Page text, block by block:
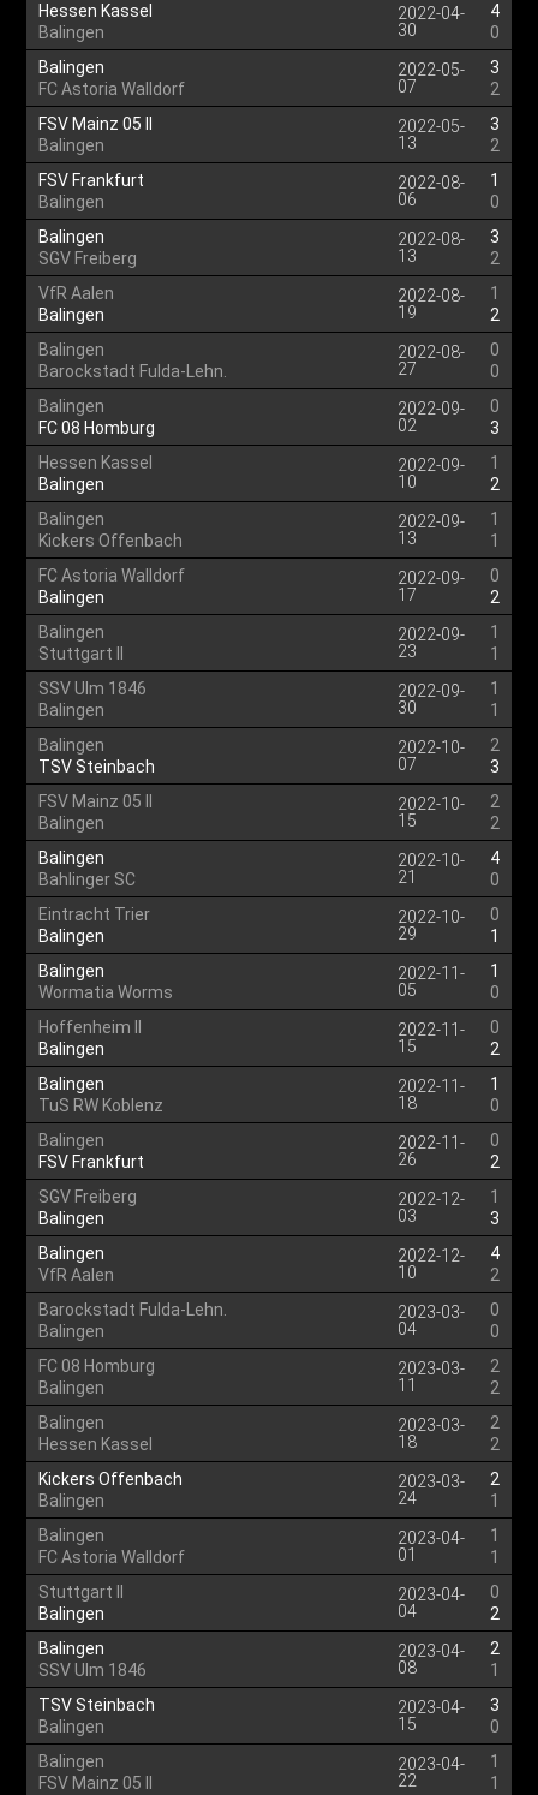
Hessen Kassel
Balingen
2022-04-
30
4
0
Balingen
FC Astoria Walldorf
2022-05-
07
3
2
FSV Mainz 05 II
Balingen
2022-05-
13
3
2
FSV Frankfurt
Balingen
2022-08-
06
1
0
Balingen
SGV Freiberg
2022-08-
13
3
2
VfR Aalen
Balingen
2022-08-
19
1
2
Balingen
Barockstadt Fulda-Lehn.
2022-08-
27
0
0
Balingen
FC 08 Homburg
2022-09-
02
0
3
Hessen Kassel
Balingen
2022-09-
10
1
2
Balingen
Kickers Offenbach
2022-09-
13
1
1
FC Astoria Walldorf
Balingen
2022-09-
17
0
2
Balingen
Stuttgart II
2022-09-
23
1
1
SSV Ulm 1846
Balingen
2022-09-
30
1
1
Balingen
TSV Steinbach
2022-10-
07
2
3
FSV Mainz 05 II
Balingen
2022-10-
15
2
2
Balingen
Bahlinger SC
2022-10-
21
4
0
Eintracht Trier
Balingen
2022-10-
29
0
1
Balingen
Wormatia Worms
2022-11-
05
1
0
Hoffenheim II
Balingen
2022-11-
15
0
2
Balingen
TuS RW Koblenz
2022-11-
18
1
0
Balingen
FSV Frankfurt
2022-11-
26
0
2
SGV Freiberg
Balingen
2022-12-
03
1
3
Balingen
VfR Aalen
2022-12-
10
4
2
Barockstadt Fulda-Lehn.
Balingen
2023-03-
04
0
0
FC 08 Homburg
Balingen
2023-03-
11
2
2
Balingen
Hessen Kassel
2023-03-
18
2
2
Kickers Offenbach
Balingen
2023-03-
24
2
1
Balingen
FC Astoria Walldorf
2023-04-
01
1
1
Stuttgart II
Balingen
2023-04-
04
0
2
Balingen
SSV Ulm 1846
2023-04-
08
2
1
TSV Steinbach
Balingen
2023-04-
15
3
0
Balingen
FSV Mainz 05 II
2023-04-
22
1
1